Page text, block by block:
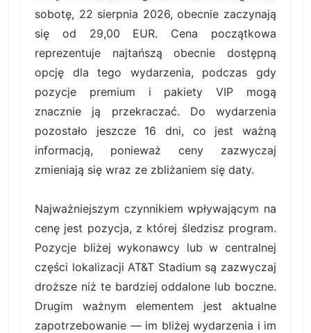
sobotę, 22 sierpnia 2026, obecnie zaczynają
się od 29,00 EUR. Cena początkowa
reprezentuje najtańszą obecnie dostępną
opcję dla tego wydarzenia, podczas gdy
pozycje premium i pakiety VIP mogą
znacznie ją przekraczać. Do wydarzenia
pozostało jeszcze 16 dni, co jest ważną
informacją, ponieważ ceny zazwyczaj
zmieniają się wraz ze zbliżaniem się daty.
Najważniejszym czynnikiem wpływającym na
cenę jest pozycja, z której śledzisz program.
Pozycje bliżej wykonawcy lub w centralnej
części lokalizacji AT&T Stadium są zazwyczaj
droższe niż te bardziej oddalone lub boczne.
Drugim ważnym elementem jest aktualne
zapotrzebowanie — im bliżej wydarzenia i im